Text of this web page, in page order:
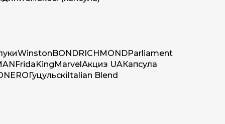
WinstonBONDRICHMONDParliament
FridaKingMarvelАкциз UAКапсула
NEROГуцульскіItalian Blend